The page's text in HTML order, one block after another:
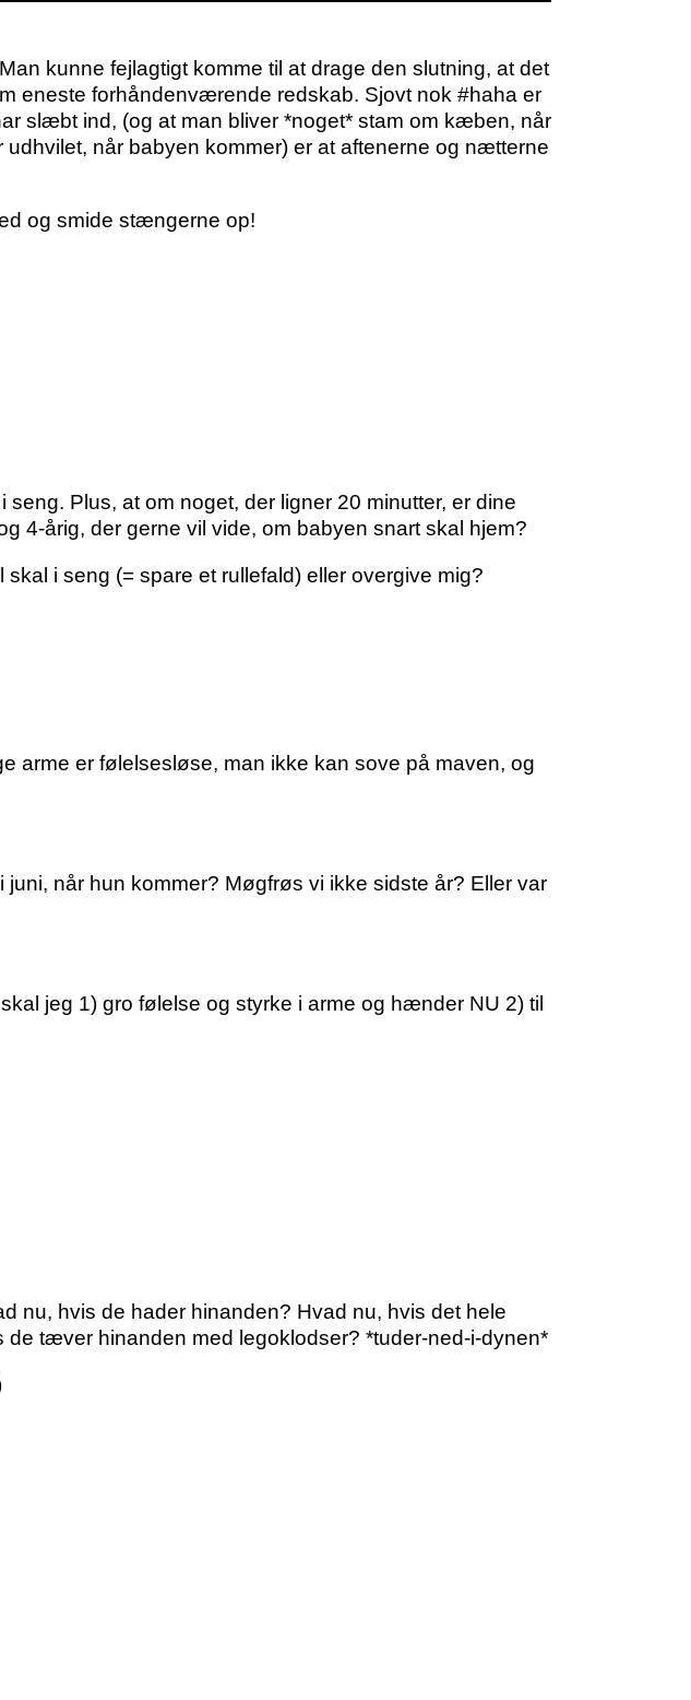
kunne fejlagtigt komme til at drage den slutning, at det
eneste forhåndenværende redskab. Sjovt nok #haha er
slæbt ind, (og at man bliver *noget* stam om kæben, når
når babyen kommer) er at aftenerne og nætterne
og smide stængerne op!
seng. Plus, at om noget, der ligner 20 minutter, er dine
4-årig, der gerne vil vide, om babyen snart skal hjem?
i seng (= spare et rullefald) eller overgive mig?
arme er følelsesløse, man ikke kan sove på maven, og
når hun kommer? Møgfrøs vi ikke sidste år? Eller var
jeg 1) gro følelse og styrke i arme og hænder NU 2) til
nu, hvis de hader hinanden? Hvad nu, hvis det hele
tæver hinanden med legoklodser? *tuder-ned-i-dynen*